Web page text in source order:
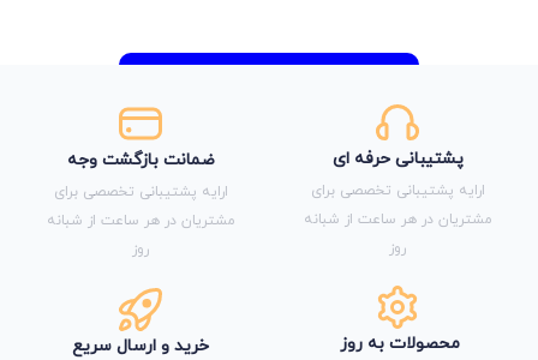
پشتیبانی حرفه ای
ارایه پشتیبانی تخصصی برای
مشتریان در هر ساعت از شبانه
روز
ضمانت بازگشت وجه
ارایه پشتیبانی تخصصی برای
مشتریان در هر ساعت از شبانه
روز
محصولات به روز خرید و ارسال سریع